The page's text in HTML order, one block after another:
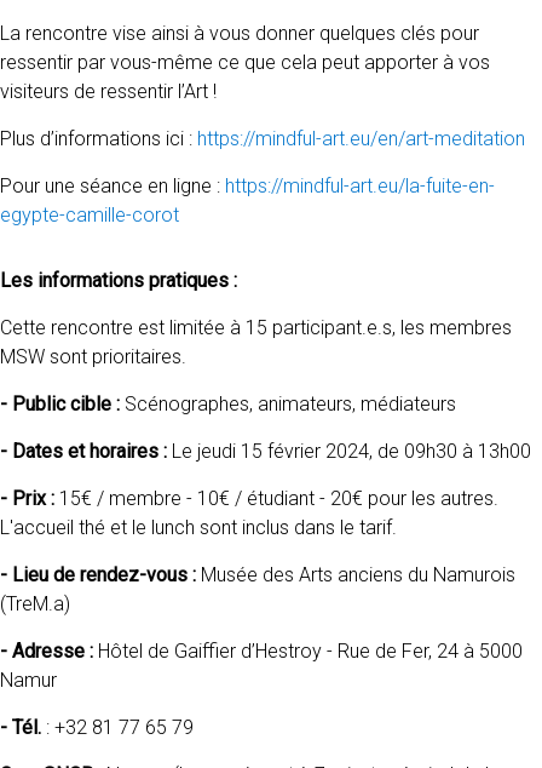
La rencontre vise ainsi à vous donner quelques clés pour
ressentir par vous-même ce que cela peut apporter à vos
visiteurs de ressentir l’Art !
Plus d’informations ici : https://mindful-art.eu/en/art-meditation
Pour une séance en ligne : https://mindful-art.eu/la-fuite-en-
egypte-camille-corot
Les informations pratiques :
Cette rencontre est limitée à 15 participant.e.s, les membres
MSW sont prioritaires.
- Public cible : Scénographes, animateurs, médiateurs
- Dates et horaires : Le jeudi 15 février 2024, de 09h30 à 13h00
- Prix : 15€ / membre - 10€ / étudiant - 20€ pour les autres.
L'accueil thé et le lunch sont inclus dans le tarif.
- Lieu de rendez-vous : Musée des Arts anciens du Namurois
(TreM.a)
- Adresse : Hôtel de Gaiffier d’Hestroy - Rue de Fer, 24 à 5000
Namur
- Tél. : +32 81 77 65 79